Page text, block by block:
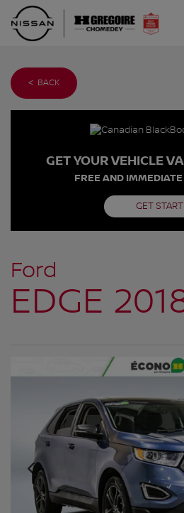
< BACK
GET YOUR VEHICLE
FREE AND
GET
Ford
EDGE